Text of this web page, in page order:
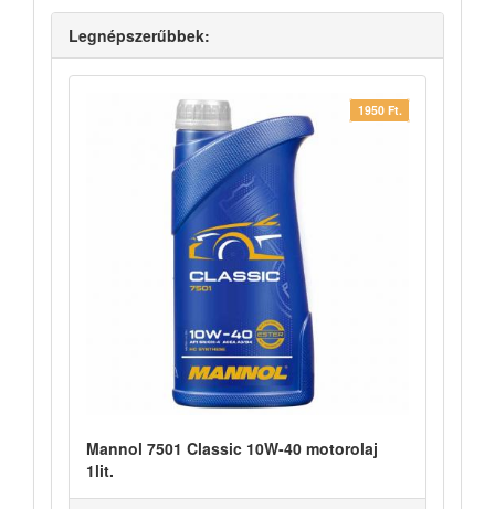
Legnépszerűbbek:
Mannol 7501 Classic 10W-40 motorolaj
1lit.
1950 Ft.